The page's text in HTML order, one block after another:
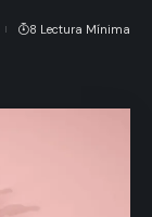
8 Lectura Mínima